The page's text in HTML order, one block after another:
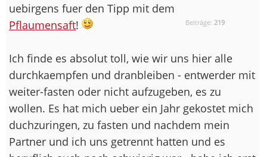
Beiträge: 219
uebirgens fuer den Tipp mit dem
Pflaumensaft!
Ich finde es absolut toll, wie wir uns hier alle
durchkaempfen und dranbleiben - entwerder mit
weiter-fasten oder nicht aufzugeben, es zu
wollen. Es hat mich ueber ein Jahr gekostet mich
duchzuringen, zu fasten und nachdem mein
Partner und ich uns getrennt hatten und es